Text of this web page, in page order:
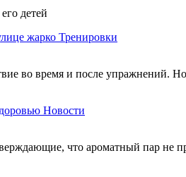
детей
жарко Тренировки
во время и после упражнений.
Новости
что ароматный пар не